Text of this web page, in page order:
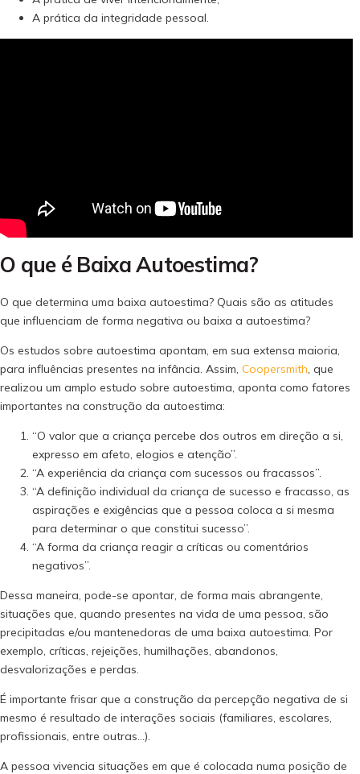
A prática da integridade pessoal.
O que é Baixa Autoestima?
O que determina uma baixa autoestima? Quais são as atitudes
que influenciam de forma negativa ou baixa a autoestima?
Os estudos sobre autoestima apontam, em sua extensa maioria,
para influências presentes na infância. Assim, Coopersmith, que
realizou um amplo estudo sobre autoestima, aponta como fatores
importantes na construção da autoestima:
“O valor que a criança percebe dos outros em direção a si,
expresso em afeto, elogios e atenção”.
“A experiência da criança com sucessos ou fracassos”.
“A definição individual da criança de sucesso e fracasso, as
aspirações e exigências que a pessoa coloca a si mesma
para determinar o que constitui sucesso”.
“A forma da criança reagir a críticas ou comentários
negativos”.
Dessa maneira, pode-se apontar, de forma mais abrangente,
situações que, quando presentes na vida de uma pessoa, são
precipitadas e/ou mantenedoras de uma baixa autoestima. Por
exemplo, críticas, rejeições, humilhações, abandonos,
desvalorizações e perdas.
É importante frisar que a construção da percepção negativa de si
mesmo é resultado de interações sociais (familiares, escolares,
profissionais, entre outras…).
A pessoa vivencia situações em que é colocada numa posição de